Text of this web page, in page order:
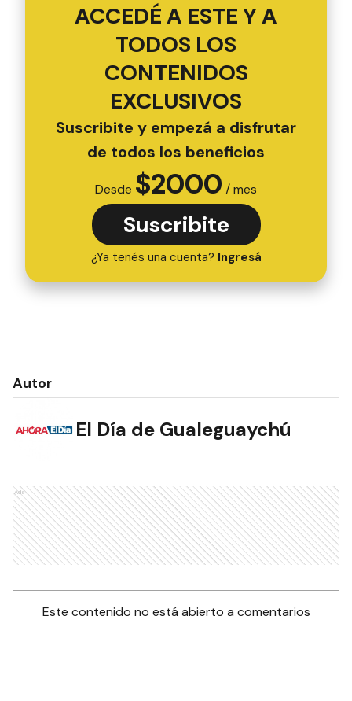
ACCEDÉ A ESTE Y A
TODOS LOS
CONTENIDOS
EXCLUSIVOS
Suscribite y empezá a disfrutar
de todos los beneficios
Desde $2000 / mes
Suscribite
¿Ya tenés una cuenta? Ingresá
Autor
El Día de Gualeguaychú
Ads
Este contenido no está abierto a comentarios